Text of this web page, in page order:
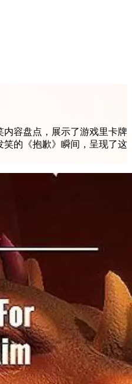
容盘点，展示了游戏里卡牌
的《抱歉》瞬间，呈现了这